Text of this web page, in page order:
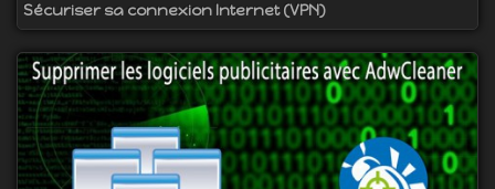
Sécuriser sa connexion Internet (VPN)